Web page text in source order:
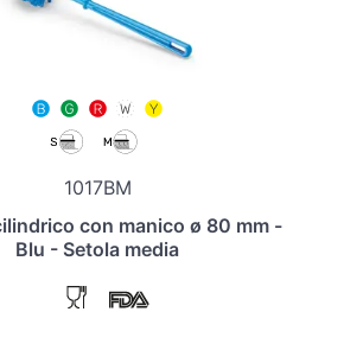
1017BM
con manico ø 80 mm -
Blu - Setola media